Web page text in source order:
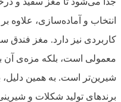
انتخاب و آماده‌سازی،
کاربردی نیز دارد. مغز فندق
معمولی است، بلکه مزه‌ی آن
شیرین‌تر است. به همین دلیل،
برندهای تولید شکلات و